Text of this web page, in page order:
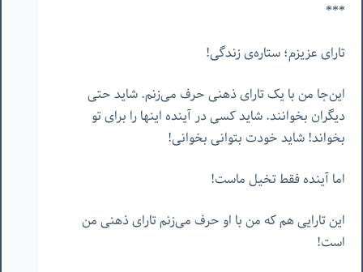
***
تارای عزیزم؛ ستاره‌ی زندگی!
این‌جا من با یک تارای ذهنی حرف می‌زنم. شاید حتی
دیگران بخوانند. شاید کسی در آینده اینها را برای تو
بخواند! شاید خودت بتوانی بخوانی!
اما آینده فقط تخیل ماست!
این تارایی هم که من با او حرف می‌زنم تارای ذهنی من
است!